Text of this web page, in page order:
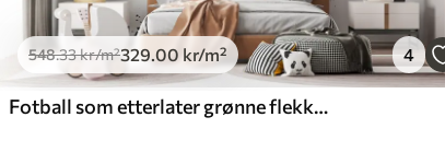
548.33kr/m²329.00 kr/m² 4
Fotball som etterlater grønne flekker